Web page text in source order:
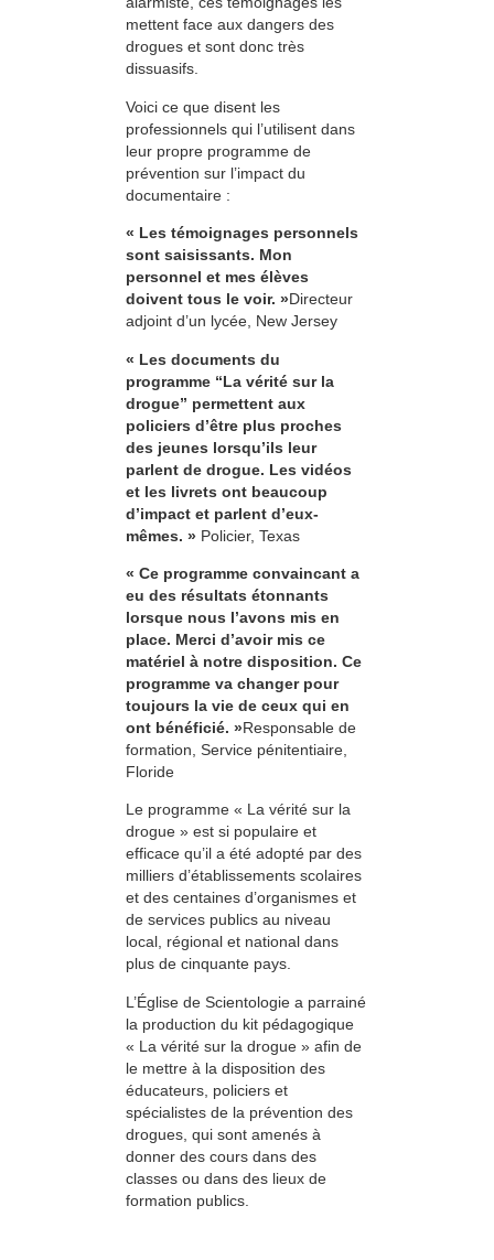
mettent face aux dangers des
drogues et sont donc très
dissuasifs.
Voici ce que disent les
professionnels qui l’utilisent dans
leur propre programme de
prévention sur l’impact du
documentaire :
« Les témoignages personnels
sont saisissants. Mon
personnel et mes élèves
doivent tous le voir. »Directeur
adjoint d’un lycée, New Jersey
« Les documents du
programme “La vérité sur la
drogue” permettent aux
policiers d’être plus proches
des jeunes lorsqu’ils leur
parlent de drogue. Les vidéos
et les livrets ont beaucoup
d’impact et parlent d’eux-
mêmes. » Policier, Texas
« Ce programme convaincant a
eu des résultats étonnants
lorsque nous l’avons mis en
place. Merci d’avoir mis ce
matériel à notre disposition. Ce
programme va changer pour
toujours la vie de ceux qui en
ont bénéficié. »Responsable de
formation, Service pénitentiaire,
Floride
Le programme « La vérité sur la
drogue » est si populaire et
efficace qu’il a été adopté par des
milliers d’établissements scolaires
et des centaines d’organismes et
de services publics au niveau
local, régional et national dans
plus de cinquante pays.
L’Église de Scientologie a parrainé
la production du kit pédagogique
« La vérité sur la drogue » afin de
le mettre à la disposition des
éducateurs, policiers et
spécialistes de la prévention des
drogues, qui sont amenés à
donner des cours dans des
classes ou dans des lieux de
formation publics.